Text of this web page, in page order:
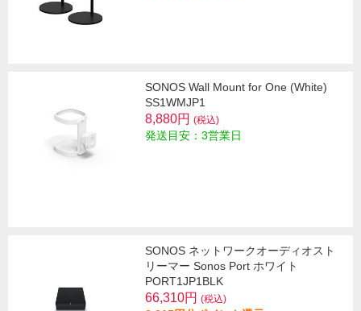
SONOS Wall Mount for One (White)
SS1WMJP1
8,880円 (税込)
発送目安：3営業日
SONOS ネットワークオーディオスト
リーマー Sonos Port ホワイト
PORT1JP1BLK
66,310円 (税込)